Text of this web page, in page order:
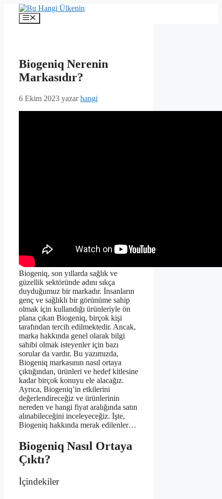
İçeriğe
Menü
Biogeniq Nerenin
Markasıdır?
6 Ekim 2023 yazarhangi
Biogeniq, son yıllarda sağlık ve
güzellik sektöründe adını sıkça
duyduğumuz bir markadır. İnsanların
genç ve sağlıklı bir görünüme sahip
olmak için kullandığı ürünleriyle ön
plana çıkan Biogeniq, birçok kişi
tarafından tercih edilmektedir. Ancak,
marka hakkında genel olarak bilgi
sahibi olmak isteyenler için bazı
sorular da vardır. Bu yazımızda,
Biogeniq markasının nasıl ortaya
çıktığından, ürünleri ve hedef kitlesine
kadar birçok konuyu ele alacağız.
Ayrıca, Biogeniq’in etkilerini
değerlendireceğiz ve ürünlerinin
nereden ve hangi fiyat aralığında satın
alınabileceğini inceleyeceğiz. İşte,
Biogeniq hakkında merak edilenler…
Biogeniq Nasıl Ortaya
Çıktı?
İçindekiler